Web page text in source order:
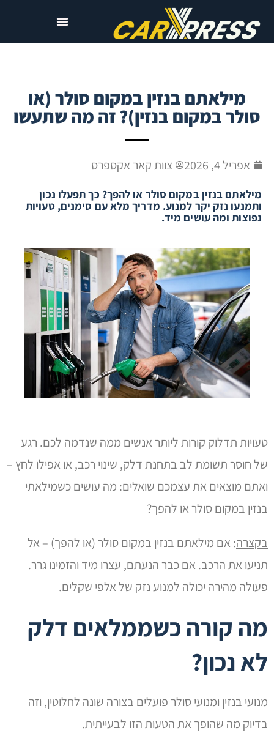
מילאתם בנזין במקום סולר (או
סולר במקום בנזין)? זה מה שתעשו
אפריל 4, 2026 צוות קאר אקספרס
מילאתם בנזין במקום סולר או להפך? כך תפעלו נכון
ותמנעו נזק יקר למנוע. מדריך מלא עם סימנים, טעויות
נפוצות ומה עושים מיד.
טעויות תדלוק קורות ליותר אנשים ממה שנדמה לכם. רגע
של חוסר תשומת לב בתחנת דלק, שינוי רכב, או אפילו לחץ –
ואתם מוצאים את עצמכם שואלים: מה עושים כשמילאתי
בנזין במקום סולר או להפך?
בקצרה: אם מילאתם בנזין במקום סולר (או להפך) – אל
תניעו את הרכב. אם כבר הנעתם, עצרו מיד והזמינו גרר.
פעולה מהירה יכולה למנוע נזק של אלפי שקלים.
מה קורה כשממלאים דלק
לא נכון?
מנועי בנזין ומנועי סולר פועלים בצורה שונה לחלוטין, וזה
בדיוק מה שהופך את הטעות הזו לבעייתית.